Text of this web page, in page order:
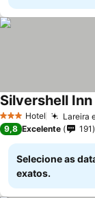
3 EstrelasHotel Lareira
Silvershell Inn
9,8 Excelente 191
Selecione as
exatos.